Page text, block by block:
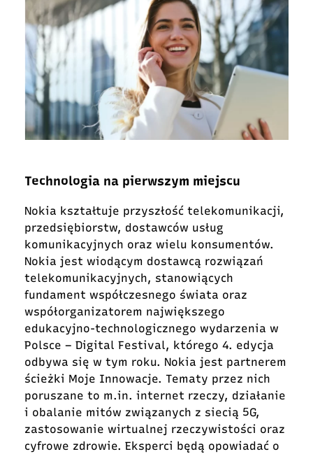
Technologia na pierwszym miejscu
Nokia kształtuje przyszłość telekomunikacji,
przedsiębiorstw, dostawców usług
komunikacyjnych oraz wielu konsumentów.
Nokia jest wiodącym dostawcą rozwiązań
telekomunikacyjnych, stanowiących
fundament współczesnego świata oraz
współorganizatorem największego
edukacyjno-technologicznego wydarzenia w
Polsce – Digital Festival, którego 4. edycja
odbywa się w tym roku. Nokia jest partnerem
ścieżki Moje Innowacje. Tematy przez nich
poruszane to m.in. internet rzeczy, działanie
i obalanie mitów związanych z siecią 5G,
zastosowanie wirtualnej rzeczywistości oraz
cyfrowe zdrowie. Eksperci będą opowiadać o